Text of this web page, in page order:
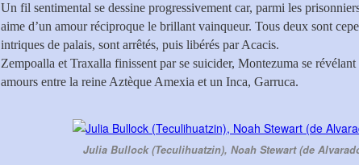
Un fil sentimental se dessine progressivement car, parmi les
aime d’un amour réciproque le brillant vainqueur. Tous deux sont
intriques de palais, sont arrêtés, puis libérés par Acacis.
Zempoalla et Traxalla finissent par se suicider, Montezuma se révélant
amours entre la reine Aztèque Amexia et un Inca, Garruca.
Julia Bullock (Teculihuatzin), Noah Stewart (de